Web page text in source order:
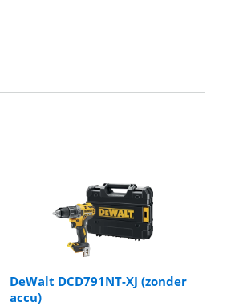
DeWalt DCD791NT-XJ (zonder
accu)